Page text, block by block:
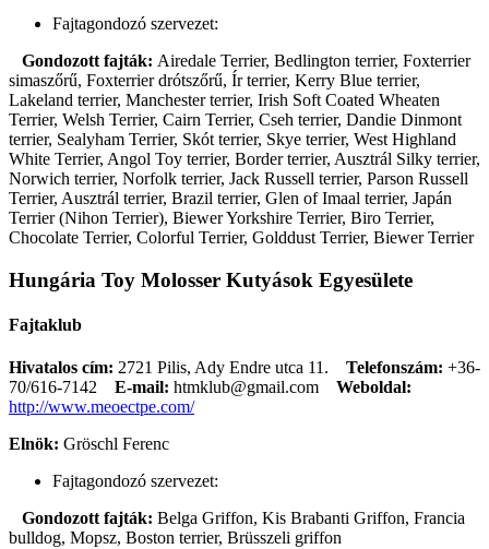
Fajtagondozó szervezet:
Gondozott fajták: Airedale Terrier, Bedlington terrier, Foxterrier
simaszőrű, Foxterrier drótszőrű, Ír terrier, Kerry Blue terrier,
Lakeland terrier, Manchester terrier, Irish Soft Coated Wheaten
Terrier, Welsh Terrier, Cairn Terrier, Cseh terrier, Dandie Dinmont
terrier, Sealyham Terrier, Skót terrier, Skye terrier, West Highland
White Terrier, Angol Toy terrier, Border terrier, Ausztrál Silky terrier,
Norwich terrier, Norfolk terrier, Jack Russell terrier, Parson Russell
Terrier, Ausztrál terrier, Brazil terrier, Glen of Imaal terrier, Japán
Terrier (Nihon Terrier), Biewer Yorkshire Terrier, Biro Terrier,
Chocolate Terrier, Colorful Terrier, Golddust Terrier, Biewer Terrier
Hungária Toy Molosser Kutyások Egyesülete
Fajtaklub
Hivatalos cím: 2721 Pilis, Ady Endre utca 11. Telefonszám: +36-
70/616-7142
E-mail: htmklub@gmail.com
Weboldal:
http://www.meoectpe.com/
Elnök: Gröschl Ferenc
Fajtagondozó szervezet:
Gondozott fajták: Belga Griffon, Kis Brabanti Griffon, Francia
bulldog, Mopsz, Boston terrier, Brüsszeli griffon